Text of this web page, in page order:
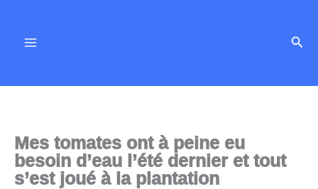
contenu
Mes tomates ont à peine eu
besoin d’eau l’été dernier et tout
s’est joué à la plantation